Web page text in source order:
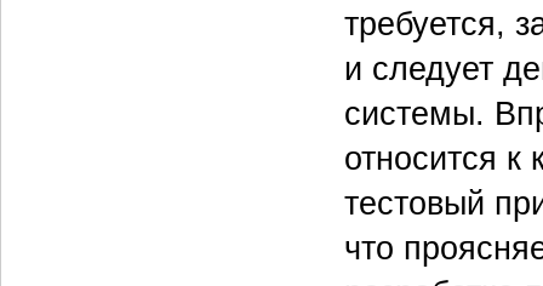
требуется,
и следует
системы.
относится
тестовый
что